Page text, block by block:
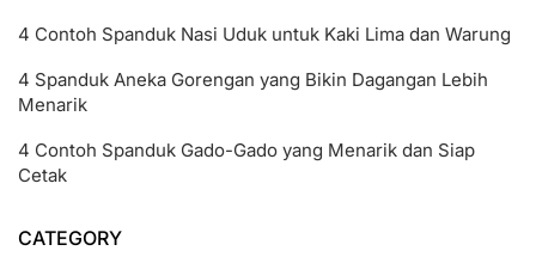
4 Contoh Spanduk Nasi Uduk untuk Kaki Lima dan Warung
4 Spanduk Aneka Gorengan yang Bikin Dagangan Lebih
Menarik
4 Contoh Spanduk Gado-Gado yang Menarik dan Siap
Cetak
CATEGORY